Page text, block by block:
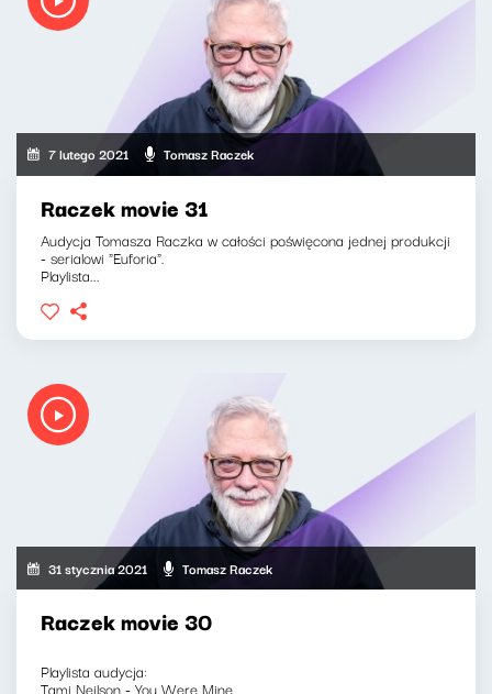
7 lutego 2021 Tomasz Raczek
Raczek movie 31
Audycja Tomasza Raczka w całości poświęcona jednej produkcji
- serialowi "Euforia".
Playlista...
31 stycznia 2021 Tomasz Raczek
Raczek movie 30
Playlista audycja:
Tami Neilson - You Were Mine